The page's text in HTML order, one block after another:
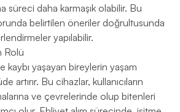
süreci daha karmaşık olabilir. Bu
belirtilen öneriler doğrultusunda
yapılabilir.
Rolü
kaybı yaşayan bireylerin yaşam
artırır. Bu cihazlar, kullanıcıların
ve çevrelerinde olup bitenleri